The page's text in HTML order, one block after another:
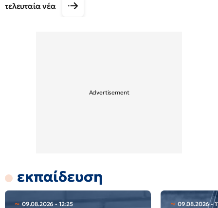
τελευταία νέα
εκπαίδευση
09.08.2026 - 12:25 09.08.2026 -